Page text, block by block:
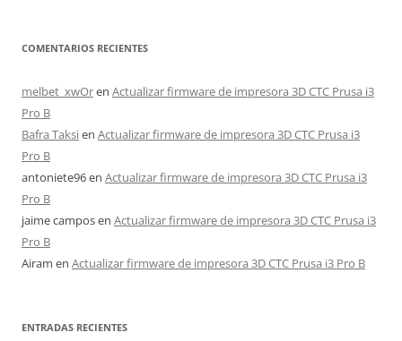
COMENTARIOS RECIENTES
melbet_xwOren Actualizar firmware de impresora 3D CTC Prusa i3
Pro B
Bafra Taksien Actualizar firmware de impresora 3D CTC Prusa i3
Pro B
antoniete96en Actualizar firmware de impresora 3D CTC Prusa i3
Pro B
jaime camposen Actualizar firmware de impresora 3D CTC Prusa i3
Pro B
Airam en Actualizar firmware de impresora 3D CTC Prusa i3 Pro B
ENTRADAS RECIENTES